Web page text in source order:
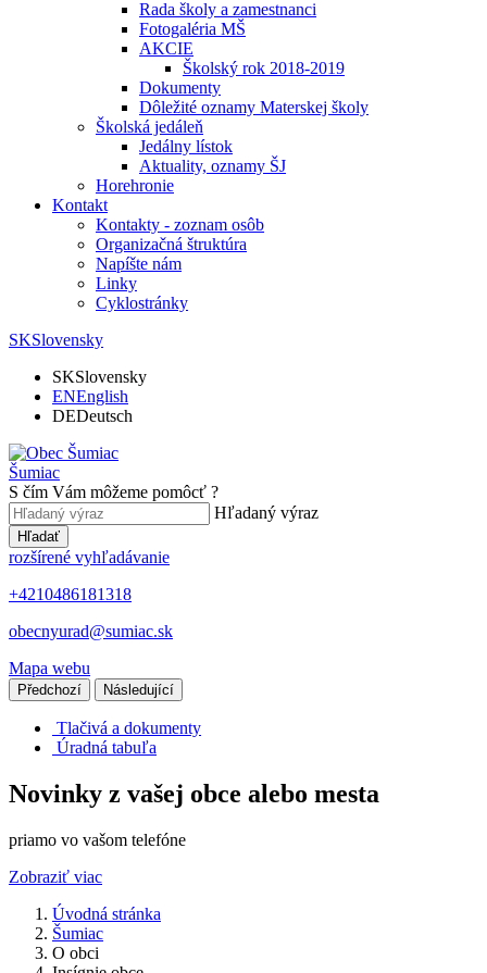
Rada školy a zamestnanci
Fotogaléria MŠ
AKCIE
Školský rok 2018-2019
Dokumenty
Dôležité oznamy Materskej školy
Školská jedáleň
Jedálny lístok
Aktuality, oznamy ŠJ
Horehronie
Kontakt
Kontakty - zoznam osôb
Organizačná štruktúra
Napíšte nám
Linky
Cyklostránky
SKSlovensky
SKSlovensky
ENEnglish
DEDeutsch
Šumiac
S čím Vám môžeme pomôcť ?
Hľadaný výraz
Hľadať
rozšírené vyhľadávanie
+4210486181318
obecnyurad@sumiac.sk
Mapa webu
Předchozí Následující
Tlačivá a dokumenty
Úradná tabuľa
Novinky z vašej obce alebo mesta
priamo vo vašom telefóne
Zobraziť viac
Úvodná stránka
Šumiac
O obci